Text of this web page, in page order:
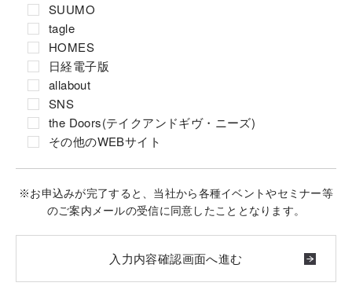
SUUMO
tagle
HOMES
日経電子版
allabout
SNS
the Doors(テイクアンドギヴ・ニーズ)
その他のWEBサイト
※お申込みが完了すると、当社から各種イベントやセミナー等
のご案内メールの受信に同意したこととなります。